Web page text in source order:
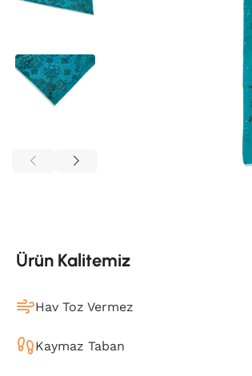
Ürün Kalitemiz
Hav Toz Vermez
Kaymaz Taban